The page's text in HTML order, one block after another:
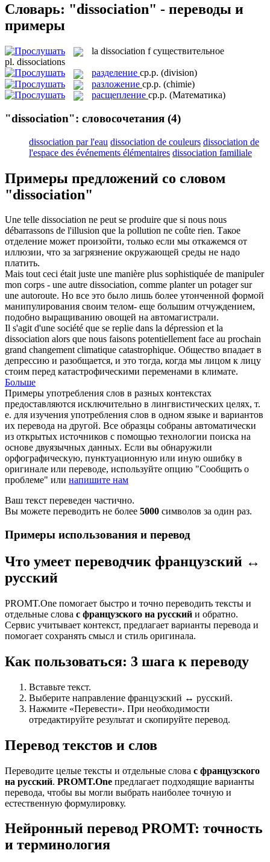
Словарь: "dissociation" - переводы и
примеры
la dissociation f существительное
pl. dissociations
разделение ср.р. (division)
разложение ср.р. (chimie)
расщепление ср.р. (Математика)
"dissociation": словосочетания (4)
dissociation par l'eau dissociation de couleurs dissociation de
l'espace des événements élémentaires dissociation familiale
Примеры предложений со словом
"dissociation"
Une telle dissociation ne peut se produire que si nous nous
débarrassons de l'illusion que la pollution ne coûte rien. Такое
отделение может произойти, только если мы откажемся от
иллюзии, что за загрязнение окружающей среды не надо
платить.
Mais tout ceci était juste une manière plus sophistiquée de manipuler
mon corps - une autre dissociation, comme planter un potager sur
une autoroute. Но все это было лишь более утонченной формой
манипулирования своим телом- еще большим отчуждением,
подобно выращиванию овощей на автомагистрали.
Il s'agit d'une société que se replie dans la dépression et la
dissociation alors que nous faisons potentiellement face au prochain
grand changement climatique catastrophique. Общество впадает в
депрессию и разобщается, и это тогда, когда мы лицом к лицу
стоим перед катастрофическими переменами в климате.
Больше
Примеры употребления слов в разных контекстах
предоставляются исключительно в лингвистических целях, т.
е. для изучения употребления слов в одном языке и вариантов
их перевода на другой. Все образцы собраны автоматически
из открытых источников с помощью технологии поиска на
основе двуязычных данных. Если вы обнаружили
орфографическую, пунктуационную или иную ошибку в
оригинале или переводе, используйте опцию "Сообщить о
проблеме" или напишите нам
Ваш текст переведен частично.
Вы можете переводить не более 5000 символов за один раз.
Примеры использования и перевод
Что умеет переводчик французский ↔
русский
PROMT.One помогает быстро и точно переводить тексты и
отдельные слова с французского на русский и обратно.
Сервис учитывает контекст, предлагает варианты перевода и
помогает сохранять смысл и стиль оригинала.
Как пользоваться: 3 шага к переводу
Вставьте текст.
Выберите направление французский ↔ русский.
Нажмите «Перевести». При необходимости
отредактируйте результат и скопируйте перевод.
Перевод текстов и слов
Переводите целые тексты и отдельные слова с французского
на русский. PROMT.One предлагает подходящие варианты
перевода, чтобы вы могли выбрать наиболее точную и
естественную формулировку.
Нейронный перевод PROMT: точность
и терминология